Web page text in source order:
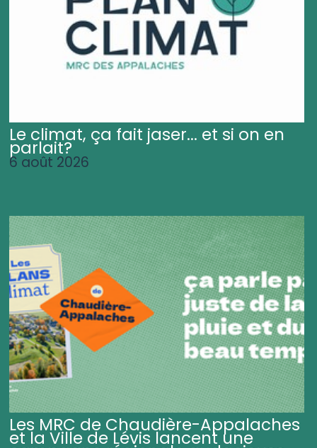
Le climat, ça fait jaser... et si on en
parlait?
6 août 2026
Les MRC de Chaudière-Appalaches
et la Ville de Lévis lancent une